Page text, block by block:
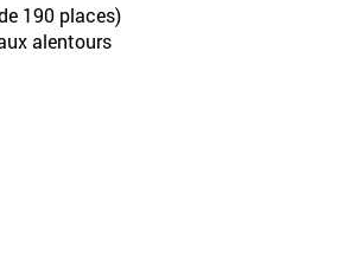
190 places)
alentours